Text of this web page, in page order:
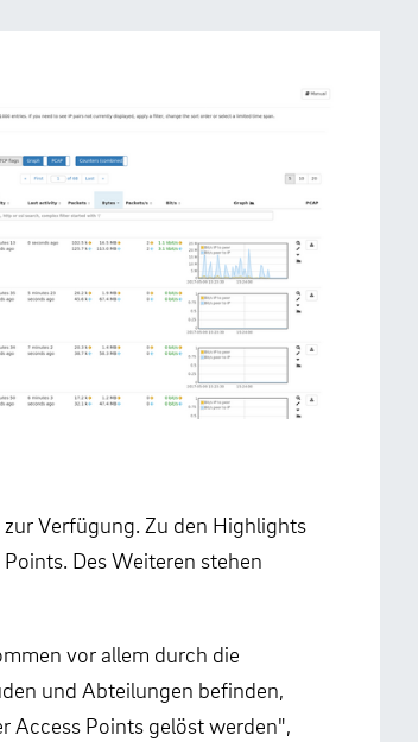
Verfügung. Zu den Highlights
Des Weiteren stehen
vor allem durch die
und Abteilungen befinden,
Access Points gelöst werden",